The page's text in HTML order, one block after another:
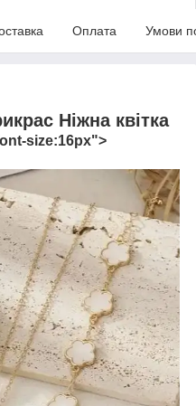
Оплата Умови
Ніжна квітка
size:16px">